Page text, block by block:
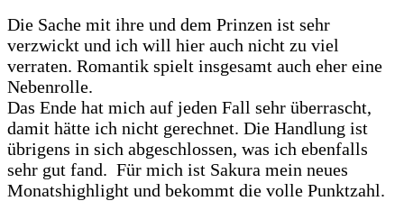
Die Sache mit ihre und dem Prinzen ist sehr
verzwickt und ich will hier auch nicht zu viel
verraten. Romantik spielt insgesamt auch eher eine
Nebenrolle.
Das Ende hat mich auf jeden Fall sehr überrascht,
damit hätte ich nicht gerechnet. Die Handlung ist
übrigens in sich abgeschlossen, was ich ebenfalls
sehr gut fand. Für mich ist Sakura mein neues
Monatshighlight und bekommt die volle Punktzahl.